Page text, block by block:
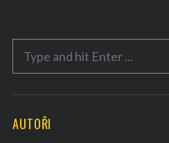
c
AUTOŘI